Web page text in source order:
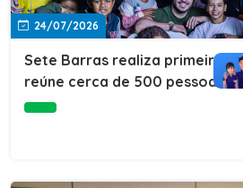
24/07/2026
Sete Barras realiza primeira
reúne cerca de 500 pessoas